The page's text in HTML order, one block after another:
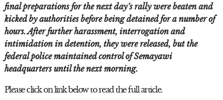
final preparations for the next day’s rally were beaten and
kicked by authorities before being detained for a number of
hours. After further harassment, interrogation and
intimidation in detention, they were released, but the
federal police maintained control of Semayawi
headquarters until the next morning.
Please click on link below to read the full article.